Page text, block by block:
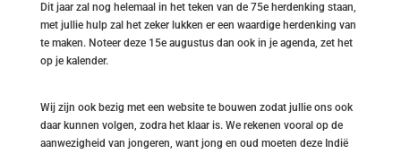
Dit jaar zal nog helemaal in het teken van de 75e herdenking staan,
met jullie hulp zal het zeker lukken er een waardige herdenking van
te maken. Noteer deze 15e augustus dan ook in je agenda, zet het
op je kalender.
Wij zijn ook bezig met een website te bouwen zodat jullie ons ook
daar kunnen volgen, zodra het klaar is. We rekenen vooral op de
aanwezigheid van jongeren, want jong en oud moeten deze Indië